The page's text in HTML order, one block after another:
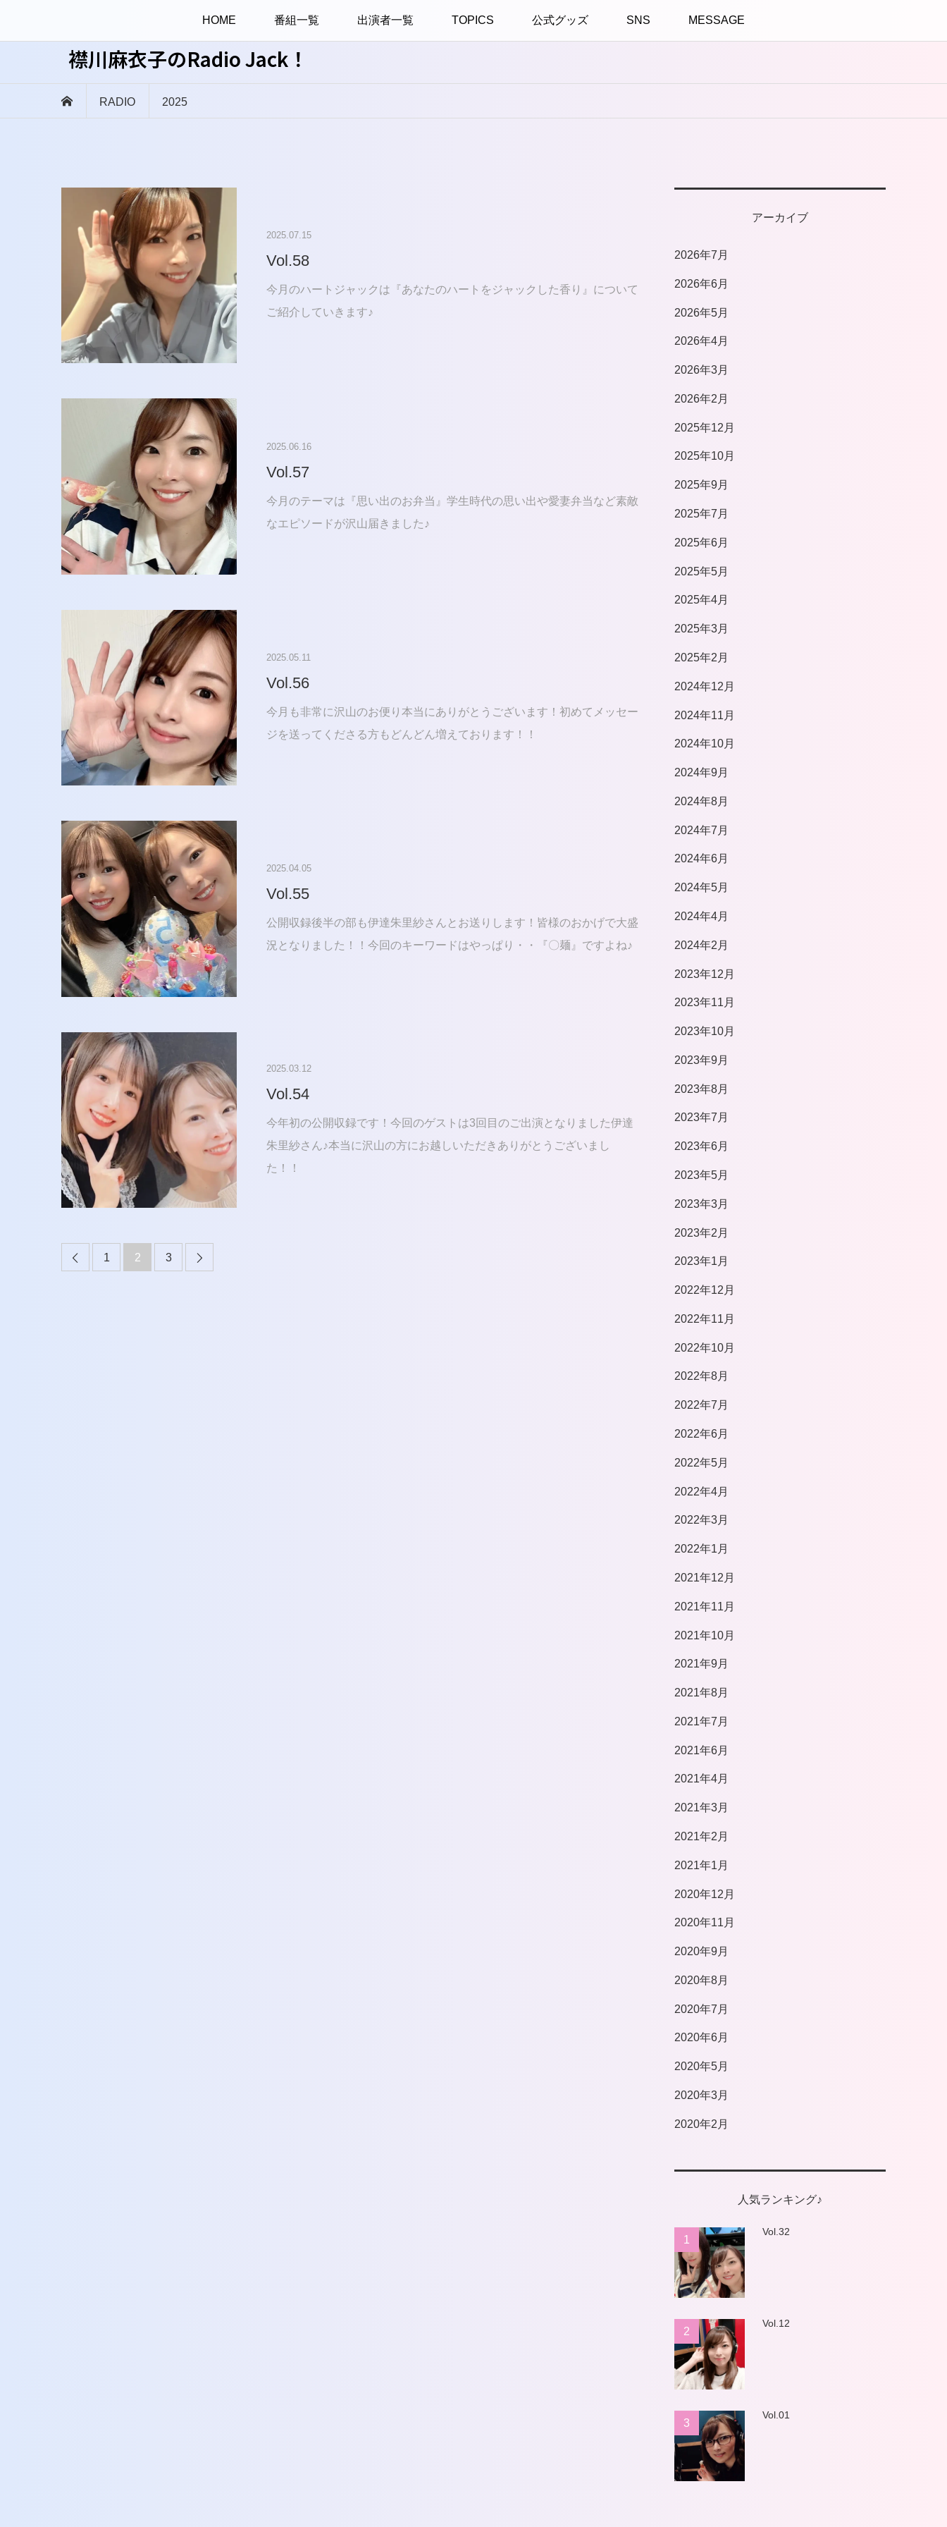
HOME 番組一覧 出演者一覧 TOPICS 公式グッズ SNS MESSAGE
襟川麻衣子のRadio Jack！
RADIO 2025
2025.07.15
Vol.58
今月のハートジャックは『あなたのハートをジャックした香り』について
ご紹介していきます♪
2025.06.16
Vol.57
今月のテーマは『思い出のお弁当』学生時代の思い出や愛妻弁当など素敵
なエピソードが沢山届きました♪
2025.05.11
Vol.56
今月も非常に沢山のお便り本当にありがとうございます！初めてメッセー
ジを送ってくださる方もどんどん増えております！！
2025.04.05
Vol.55
公開収録後半の部も伊達朱里紗さんとお送りします！皆様のおかげで大盛
況となりました！！今回のキーワードはやっぱり・・『〇麺』ですよね♪
2025.03.12
Vol.54
今年初の公開収録です！今回のゲストは3回目のご出演となりました伊達
朱里紗さん♪本当に沢山の方にお越しいただきありがとうございまし
た！！
 1 2 3 
アーカイブ
2026年7月
2026年6月
2026年5月
2026年4月
2026年3月
2026年2月
2025年12月
2025年10月
2025年9月
2025年7月
2025年6月
2025年5月
2025年4月
2025年3月
2025年2月
2024年12月
2024年11月
2024年10月
2024年9月
2024年8月
2024年7月
2024年6月
2024年5月
2024年4月
2024年2月
2023年12月
2023年11月
2023年10月
2023年9月
2023年8月
2023年7月
2023年6月
2023年5月
2023年3月
2023年2月
2023年1月
2022年12月
2022年11月
2022年10月
2022年8月
2022年7月
2022年6月
2022年5月
2022年4月
2022年3月
2022年1月
2021年12月
2021年11月
2021年10月
2021年9月
2021年8月
2021年7月
2021年6月
2021年4月
2021年3月
2021年2月
2021年1月
2020年12月
2020年11月
2020年9月
2020年8月
2020年7月
2020年6月
2020年5月
2020年3月
2020年2月
人気ランキング♪
1
Vol.32
2
Vol.12
3
Vol.01